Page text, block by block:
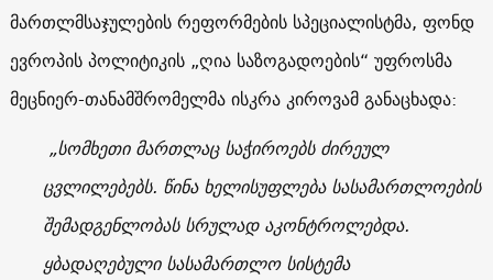
მართლმსაჯულების რეფორმების სპეციალისტმა, ფონდ
ევროპის პოლიტიკის „ღია საზოგადოების“ უფროსმა
მეცნიერ-თანამშრომელმა ისკრა კიროვამ განაცხადა:
„სომხეთი მართლაც საჭიროებს ძირეულ
ცვლილებებს. წინა ხელისუფლება სასამართლოების
შემადგენლობას სრულად აკონტროლებდა.
ყბადაღებული სასამართლო სისტემა